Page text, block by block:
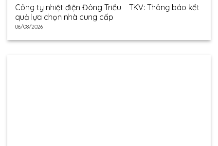
Công ty nhiệt điện Đông Triều – TKV: Thông báo kết
quả lựa chọn nhà cung cấp
06/08/2026